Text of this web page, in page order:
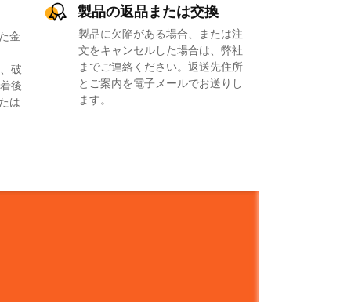
金
破
後
は
製品の返品または交換
製品に欠陥がある場合、または注
文をキャンセルした場合は、弊社
までご連絡ください。返送先住所
とご案内を電子メールでお送りし
ます。